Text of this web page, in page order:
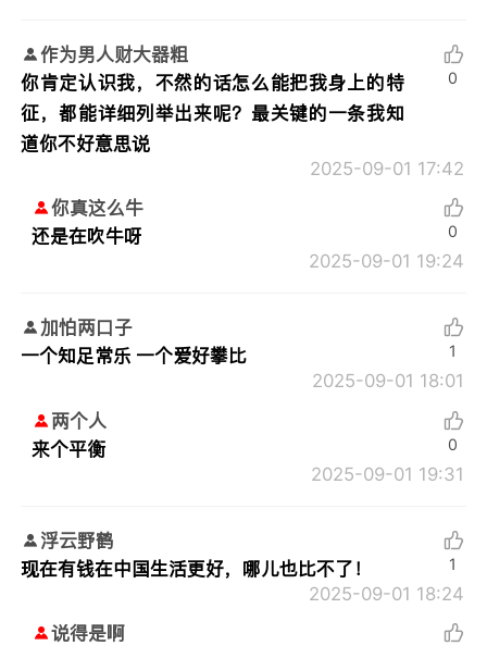
作为男人财大器粗
你肯定认识我，不然的话怎么能把我身上的特
征，都能详细列举出来呢？最关键的一条我知
道你不好意思说
2025-09-01 17:42
0
你真这么牛
还是在吹牛呀
2025-09-01 19:24
0
加怕两口子
一个知足常乐 一个爱好攀比
2025-09-01 18:01
1
两个人
来个平衡
2025-09-01 19:31
0
浮云野鹤
现在有钱在中国生活更好，哪儿也比不了！
2025-09-01 18:24
1
说得是啊